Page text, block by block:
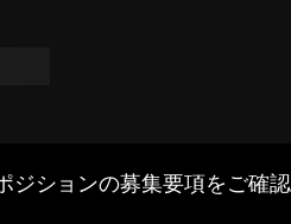
ジションの募集要項をご確認